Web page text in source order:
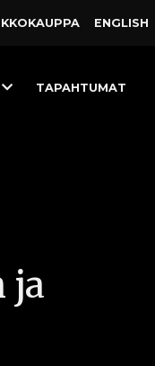
ENGLISH
ToggleTAPAHTUMAT
ja